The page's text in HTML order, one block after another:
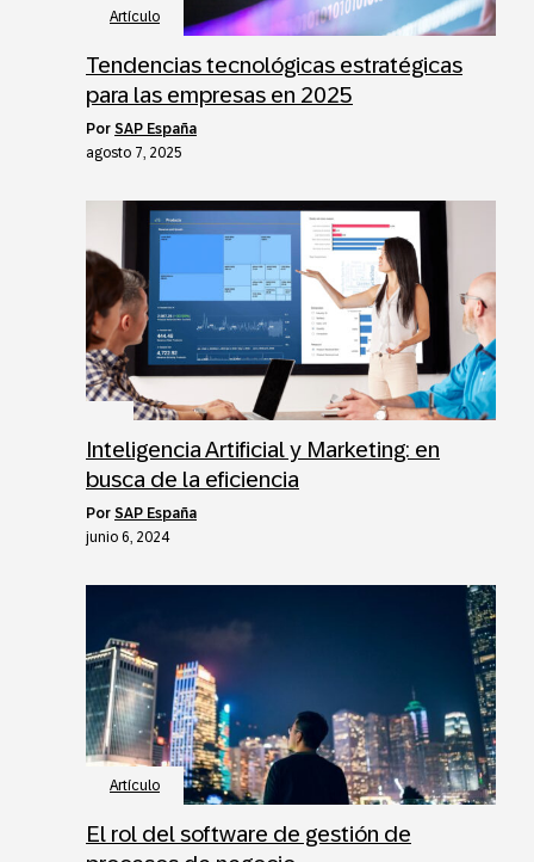
Artículo
Tendencias tecnológicas estratégicas
para las empresas en 2025
por SAP España
agosto 7, 2025
Inteligencia Artificial y Marketing: en
busca de la eficiencia
por SAP España
junio 6, 2024
Artículo
El rol del software de gestión de